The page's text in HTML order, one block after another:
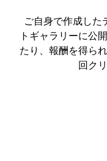
ご自身で作成し
トギャラリーに公
たり、報酬を得ら
回ク